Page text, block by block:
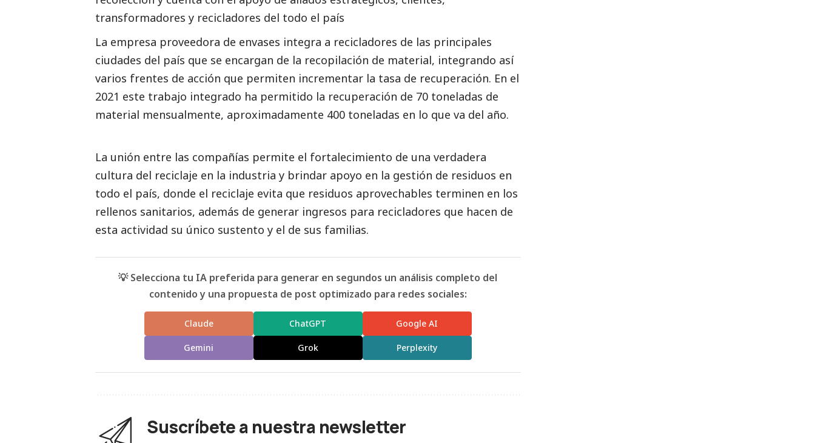
transformadores y recicladores del todo el país
La empresa proveedora de envases integra a recicladores de las principales
ciudades del país que se encargan de la recopilación de material, integrando así
varios frentes de acción que permiten incrementar la tasa de recuperación. En el
2021 este trabajo integrado ha permitido la recuperación de 70 toneladas de
material mensualmente, aproximadamente 400 toneladas en lo que va del año.
La unión entre las compañías permite el fortalecimiento de una verdadera
cultura del reciclaje en la industria y brindar apoyo en la gestión de residuos en
todo el país, donde el reciclaje evita que residuos aprovechables terminen en los
rellenos sanitarios, además de generar ingresos para recicladores que hacen de
esta actividad su único sustento y el de sus familias.
💡 Selecciona tu IA preferida para generar en segundos un análisis completo del
contenido y una propuesta de post optimizado para redes sociales:
Claude ChatGPT Google AI
Gemini Grok Perplexity
Suscríbete a nuestra newsletter